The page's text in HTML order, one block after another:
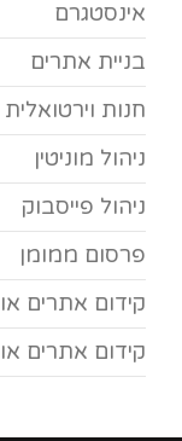
אינסטגרם
בניית אתרים
חנות וירטואלית
ניהול מוניטין
ניהול פייסבוק
פרסום ממומן
קידום אתרים
קידום אתרים